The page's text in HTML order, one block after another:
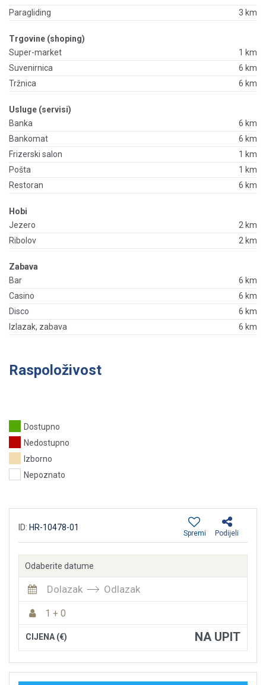
Paragliding
3 km
Trgovine (shoping)
Super-market
1 km
Suvenirnica
6 km
Tržnica
6 km
Usluge (servisi)
Banka
6 km
Bankomat
6 km
Frizerski salon
1 km
Pošta
1 km
Restoran
6 km
Hobi
Jezero
2 km
Ribolov
2 km
Zabava
Bar
6 km
Casino
6 km
Disco
6 km
Izlazak, zabava
6 km
Raspoloživost
Dostupno
Nedostupno
Izborno
Nepoznato
ID: HR-10478-01
Podijeli
Spremi
Odaberite datume
Dolazak Odlazak
1 + 0
CIJENA (€) NA UPIT